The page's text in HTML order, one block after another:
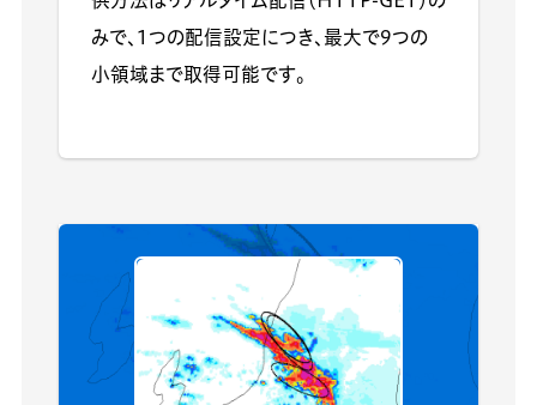
みで、1つの配信設定につき、最大で9つの
小領域まで取得可能です。